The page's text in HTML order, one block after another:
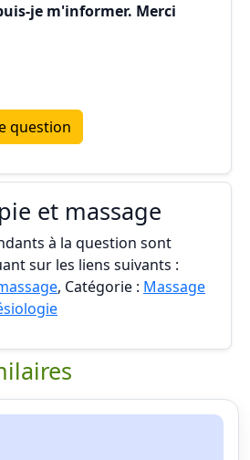
je m'informer. Merci
question
et massage
à la question sont
sur les liens suivants :
, Catégorie : Massage